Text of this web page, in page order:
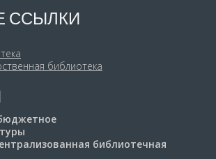
ССЫЛКИ
библиотека
библиотечная